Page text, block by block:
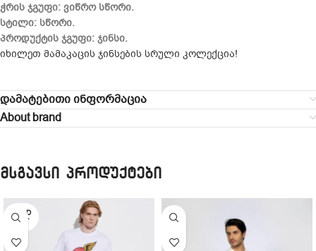
ჭრის ჯგუფი: ვიწრო სწორი.
სტილი: სწორი.
პროდუქტის ჯგუფი: ჯინსი.
იხილეთ მამაკაცის ჯინსების სრული კოლექცია!
დამატებითი ინფორმაცია
About brand
მსგავსი პროდუქტები
SOLD
OUT